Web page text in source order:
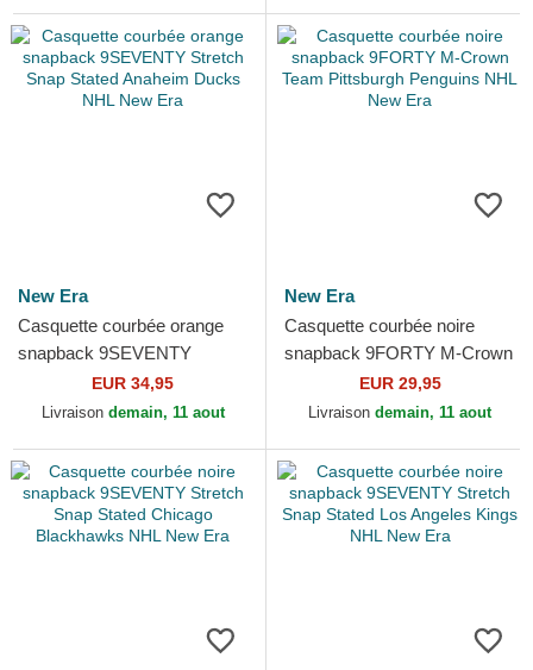
New Era
Casquette courbée orange
snapback 9SEVENTY
Stretch Snap Stated Anaheim
Ducks NHL New Era
EUR 34,95
Livraison demain, 11 aout
New Era
Casquette courbée noire
snapback 9FORTY M-Crown
Team Pittsburgh Penguins
NHL New Era
EUR 29,95
Livraison demain, 11 aout